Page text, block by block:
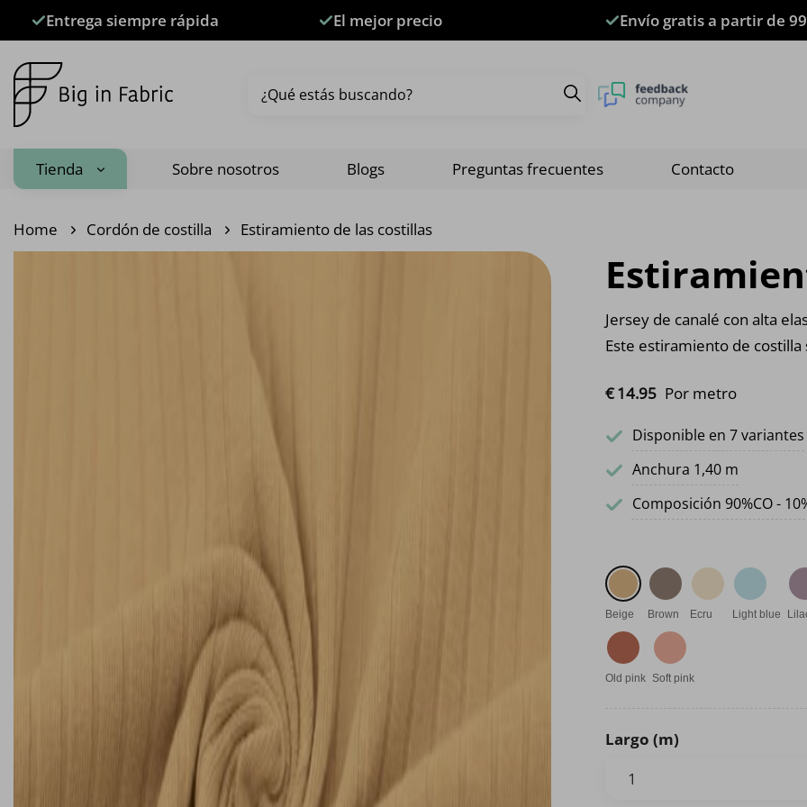
Entrega siempre rápida El mejor precio Envío gratis a partir de
por:
Tienda Sobre nosotros Blogs Preguntas frecuentes Contacto
Home Cordón de costilla Estiramiento de las costillas
Jersey de canalé con alta
Este estiramiento de
€14.95 Por metro
Disponible en 7 variantes
Anchura 1,40 m
Composición 90%CO -
Beige Brown Ecru Light blue
Old pink Soft pink
Largo (m)